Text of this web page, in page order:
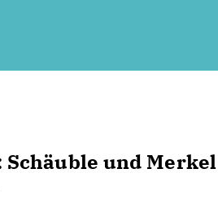
Schäuble und